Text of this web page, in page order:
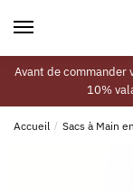
Avant de commander
10%
Accueil / Sacs à Main